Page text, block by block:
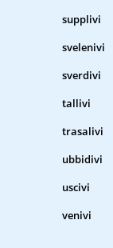
supplivi
svelenivi
sverdivi
tallivi
trasalivi
ubbidivi
uscivi
venivi